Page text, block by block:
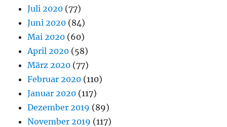
Juli 2020 (77)
Juni 2020 (84)
Mai 2020 (60)
April 2020 (58)
März 2020 (77)
Februar 2020 (110)
Januar 2020 (117)
Dezember 2019 (89)
November 2019 (117)